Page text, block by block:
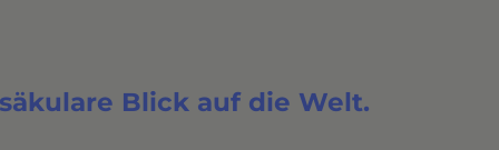
Blick auf die Welt.